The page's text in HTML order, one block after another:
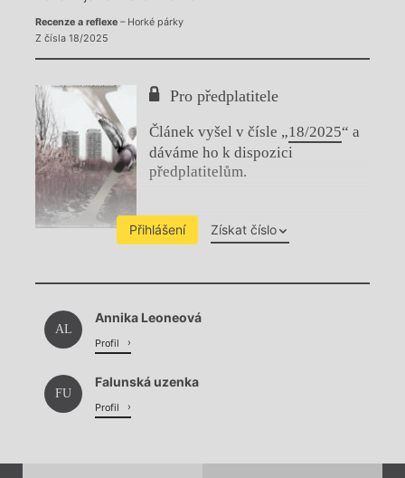
Recenze a reflexe– Horké párky
Z čísla 18/2025
Pro předplatitele
Článek vyšel v čísle „18/2025“ a
dáváme ho k dispozici
předplatitelům.
Přihlášení Získat číslo
Chviličku.
Načítá se.
AL
Annika Leoneová
Profil
FU
Falunská uzenka
Profil